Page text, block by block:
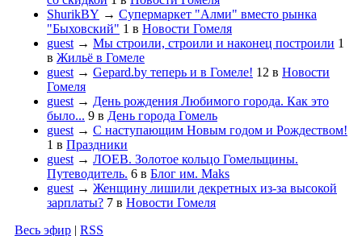
ShurikBY → Супермаркет "Алми" вместо рынка
"Быховский" 1 в Новости Гомеля
guest → Мы строили, строили и наконец построили 1
в Жильё в Гомеле
guest → Gepard.by теперь и в Гомеле! 12 в Новости
Гомеля
guest → День рождения Любимого города. Как это
было... 9 в День города Гомель
guest → С наступающим Новым годом и Рождеством!
1 в Праздники
guest → ЛОЕВ. Золотое кольцо Гомельщины.
Путеводитель. 6 в Блог им. Maks
guest → Женщину лишили декретных из-за высокой
зарплаты? 7 в Новости Гомеля
Весь эфир | RSS